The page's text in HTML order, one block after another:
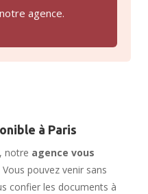
agence.
à Paris
notre agence vous
Vous pouvez venir sans
confier les documents à